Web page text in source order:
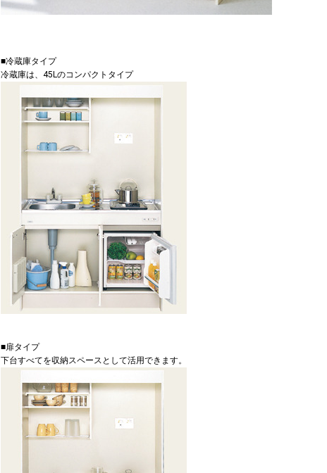
■冷蔵庫タイプ
冷蔵庫は、45Lのコンパクトタイプ
■扉タイプ
下台すべてを収納スペースとして活用できます。